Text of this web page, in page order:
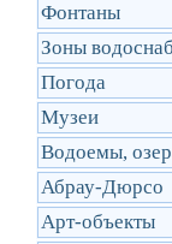
Фонтаны
Зоны
Погода
Музеи
Водоемы,
Абрау-Дюрсо
Арт-объекты